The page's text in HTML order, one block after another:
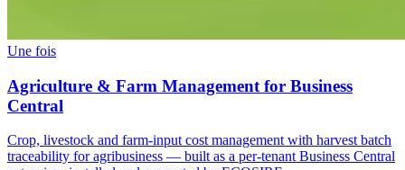
Une fois
Agriculture & Farm Management for Business
Central
Crop, livestock and farm-input cost management with harvest batch
traceability for agribusiness — built as a per-tenant Business Central